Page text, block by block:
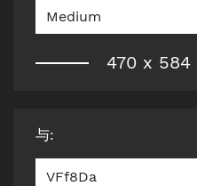
Medium
470 x 584
与:
VFf8Da